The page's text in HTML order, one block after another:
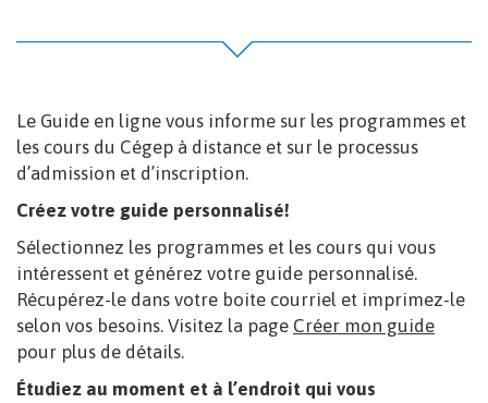
Le Guide en ligne vous informe sur les programmes et
les cours du Cégep à distance et sur le processus
d’admission et d’inscription.
Créez votre guide personnalisé!
Sélectionnez les programmes et les cours qui vous
intéressent et générez votre guide personnalisé.
Récupérez-le dans votre boite courriel et imprimez-le
selon vos besoins. Visitez la page Créer mon guide
pour plus de détails.
Étudiez au moment et à l’endroit qui vous